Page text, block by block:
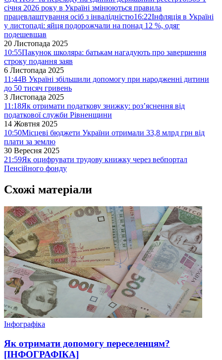
січня 2026 року в Україні змінюються правила
працевлаштування осіб з інвалідністю16:22Інфляція в Україні
у листопаді: яйця подорожчали на понад 12 %, одяг
подешевшав
20 Листопада 2025
10:55Пакунок школяра: батькам нагадують про завершення
строку подання заяв
6 Листопада 2025
11:44В Україні збільшили допомогу при народженні дитини
до 50 тисяч гривень
3 Листопада 2025
11:18Як отримати податкову знижку: роз’яснення від
податкової служби Рівненщини
14 Жовтня 2025
10:50Місцеві бюджети України отримали 33,8 млрд грн від
плати за землю
30 Вересня 2025
21:59Як оцифрувати трудову книжку через вебпортал
Пенсійного фонду
Схожі матеріали
Інфографіка
Як отримати допомогу переселенцям?
[ІНФОГРАФІКА]